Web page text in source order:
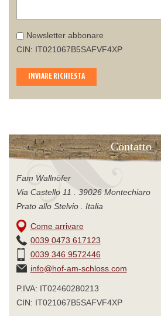
Newsletter abbonare
CIN: IT021067B5SAFVF4XP
INVIARE RICHIESTA
Contatto
Fam Wallnöfer
Via Castello 11 . 39026 Montechiaro
Prato allo Stelvio . Italia
Come arrivare
0039 0473 617123
0039 346 9572446
info@hof-am-schloss.com
P.IVA: IT02460280213
CIN: IT021067B5SAFVF4XP